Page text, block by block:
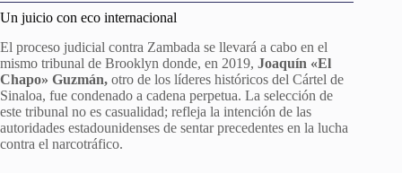
Un juicio con eco internacional
El proceso judicial contra Zambada se llevará a cabo en el
mismo tribunal de Brooklyn donde, en 2019, Joaquín «El
Chapo» Guzmán, otro de los líderes históricos del Cártel de
Sinaloa, fue condenado a cadena perpetua. La selección de
este tribunal no es casualidad; refleja la intención de las
autoridades estadounidenses de sentar precedentes en la lucha
contra el narcotráfico.